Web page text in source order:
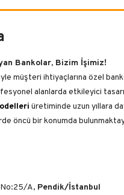
Bankolar, Bizim İşimiz!
müşteri ihtiyaçlarına özel
alanlarda etkileyici
üretiminde uzun yıllara
öncü bir konumda
No:25/A, Pendik/İstanbul